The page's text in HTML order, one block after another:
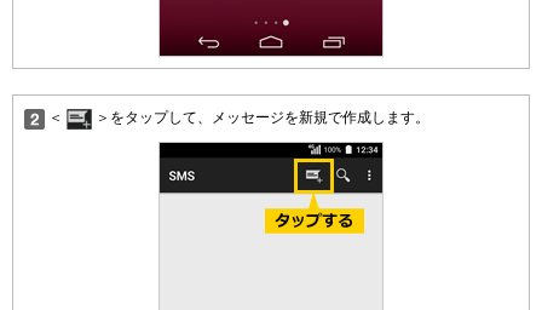
＜ ＞をタップして、メッセージを新規で作成します。